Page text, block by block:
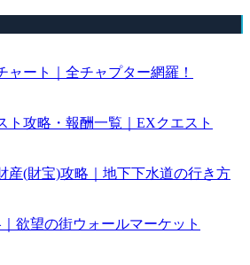
ャート｜全チャプター網羅！
ト攻略・報酬一覧｜EXクエスト
産(財宝)攻略｜地下下水道の行き方
欲望の街ウォールマーケット